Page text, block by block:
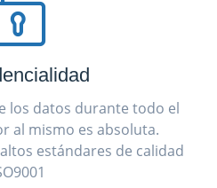
los datos durante todo el
al mismo es absoluta.
estándares de calidad